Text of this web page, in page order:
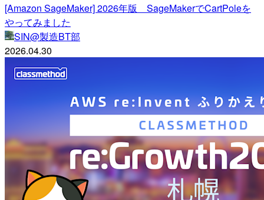
[Amazon SageMaker] 2026年版 SageMakerでCartPoleを
やってみました
SIN@製造BT部
2026.04.30